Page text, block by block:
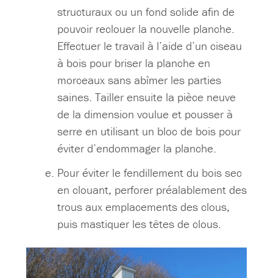
structuraux ou un fond solide afin de
pouvoir reclouer la nouvelle planche.
Effectuer le travail à l’aide d’un ciseau
à bois pour briser la planche en
morceaux sans abîmer les parties
saines. Tailler ensuite la pièce neuve
de la dimension voulue et pousser à
serre en utilisant un bloc de bois pour
éviter d’endommager la planche.
Pour éviter le fendillement du bois sec
en clouant, perforer préalablement des
trous aux emplacements des clous,
puis mastiquer les têtes de clous.